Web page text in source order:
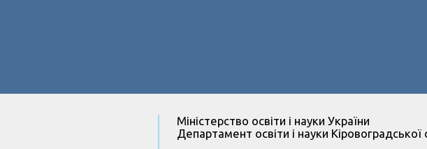
Міністерство освіти і науки України
Департамент освіти і науки Кіровоградської